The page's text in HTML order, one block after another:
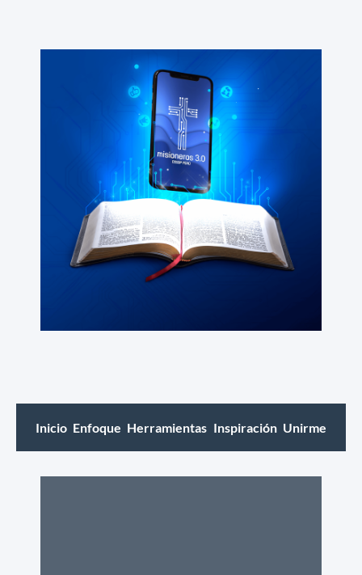
Inicio Enfoque Herramientas Inspiración Unirme